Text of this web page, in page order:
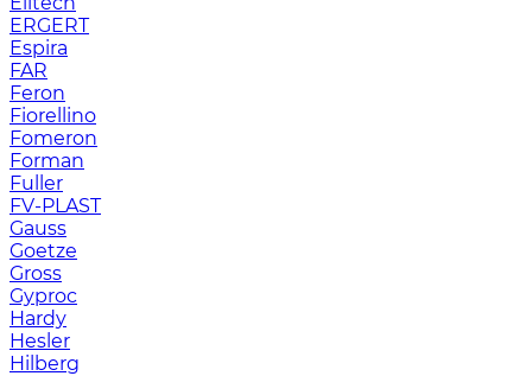
ERGERT
Espira
FAR
Feron
Fiorellino
Fomeron
Forman
Fuller
FV-PLAST
Gauss
Goetze
Gross
Gyproc
Hardy
Hesler
Hilberg